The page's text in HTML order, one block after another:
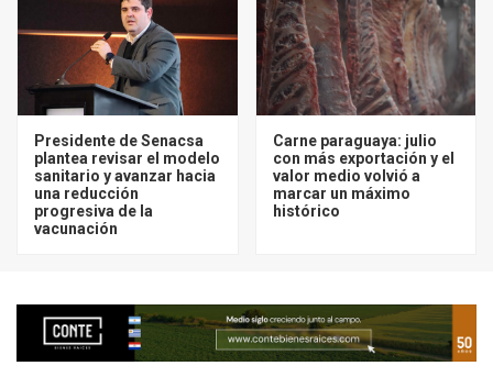
Presidente de Senacsa
plantea revisar el modelo
sanitario y avanzar hacia
una reducción
progresiva de la
vacunación
Carne paraguaya: julio
con más exportación y el
valor medio volvió a
marcar un máximo
histórico